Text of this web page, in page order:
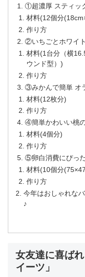
①超濃厚 スティッ
材料(12個分
作り方
②いちごとホワイ
材料(1台分（横
ウンド型）)
作り方
③みかんで簡単 オ
材料(12枚分)
作り方
④簡単かわいい桃
材料(4個分)
作り方
⑤卵白消費にぴっ
材料(10個分
作り方
今年はおしゃれな
♪
女友達に喜ば
イーツ」